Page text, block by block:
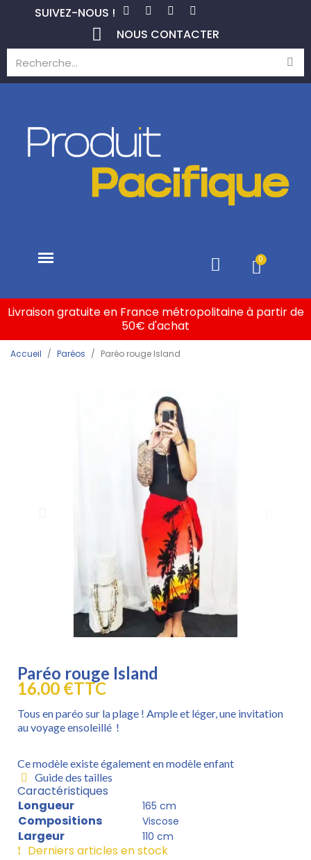
SUIVEZ-NOUS !
NOUS CONTACTER
Livraison gratuite en France métropolitaine à partir de
50€ d'achat
Accueil Paréos Paréo rouge Island
Paréo rouge Island
16,00 €TTC
Tous en paréo sur la plage ! Ample et léger, une invitation
au voyage ensoleillé !
Ce modèle existe également enmodèle enfant
Guide des tailles
Caractéristiques
Longueur
165 cm
Compositions Viscose
Largeur 110 cm
Derniers articles en stock